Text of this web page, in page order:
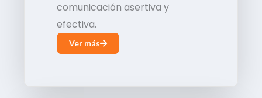
comunicación asertiva y
efectiva.
Ver más